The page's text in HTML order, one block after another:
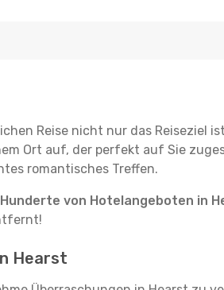
Reise nicht nur das Reiseziel
Ort auf, der perfekt auf Sie
romantisches Treffen.
Hunderte von Hotelangeboten in
Hearst